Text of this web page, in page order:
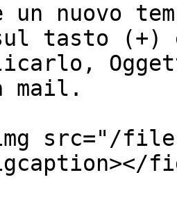
un nuovo
tasto (+)
mail.
src="/files/